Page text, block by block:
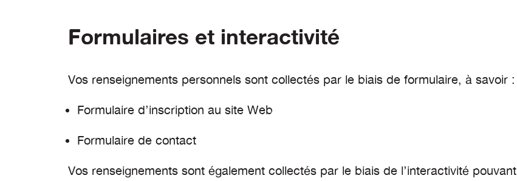
Formulaires et interactivité
Vos renseignements personnels sont collectés par le biais de formulaire, à savoir :
Formulaire d’inscription au site Web
Formulaire de contact
Vos renseignements sont également collectés par le biais de l’interactivité pouvant